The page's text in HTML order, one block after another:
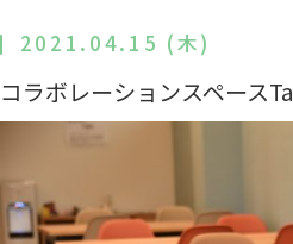
2021.04.15 (木)
コラボレーションスペース